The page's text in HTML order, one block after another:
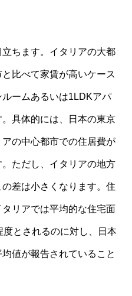
ちます。イタリアの大都
比べて家賃が高いケース
ームあるいは1LDKアパ
具体的には、日本の東京
の中心都市での住居費が
ただし、イタリアの地方
差は小さくなります。住
リアでは平均的な住宅面
とされるのに対し、日本
値が報告されていること